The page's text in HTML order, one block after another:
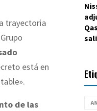
trayectoria
está en
de las